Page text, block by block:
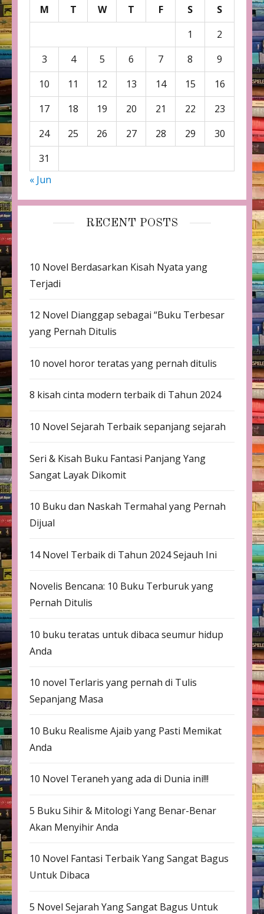
M T W T F S
S
1
2
3
4 5 6 7 8
9
10
11 12 13 14 15
16
17
18 19 20 21 22
23
24
25 26 27 28 29
30
31
« Jun
RECENT POSTS
10 Novel Berdasarkan Kisah Nyata yang
Terjadi
12 Novel Dianggap sebagai “Buku Terbesar
yang Pernah Ditulis
10 novel horor teratas yang pernah ditulis
8 kisah cinta modern terbaik di Tahun 2024
10 Novel Sejarah Terbaik sepanjang sejarah
Seri & Kisah Buku Fantasi Panjang Yang
Sangat Layak Dikomit
10 Buku dan Naskah Termahal yang Pernah
Dijual
14 Novel Terbaik di Tahun 2024 Sejauh Ini
Novelis Bencana: 10 Buku Terburuk yang
Pernah Ditulis
10 buku teratas untuk dibaca seumur hidup
Anda
10 novel Terlaris yang pernah di Tulis
Sepanjang Masa
10 Buku Realisme Ajaib yang Pasti Memikat
Anda
10 Novel Teraneh yang ada di Dunia ini!!!
5 Buku Sihir & Mitologi Yang Benar-Benar
Akan Menyihir Anda
10 Novel Fantasi Terbaik Yang Sangat Bagus
Untuk Dibaca
5 Novel Sejarah Yang Sangat Bagus Untuk